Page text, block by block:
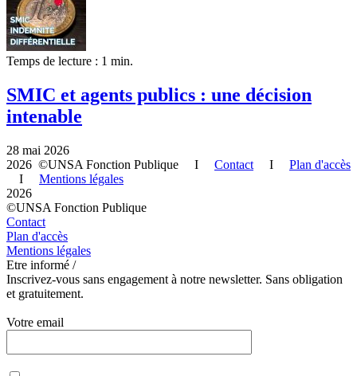
Temps de lecture : 1 min.
SMIC et agents publics : une décision
intenable
28 mai 2026
2026 ©UNSA Fonction Publique I Contact I Plan d'accès
I Mentions légales
2026
©UNSA Fonction Publique
Contact
Plan d'accès
Mentions légales
Etre informé /
Inscrivez-vous sans engagement à notre newsletter. Sans obligation
et gratuitement.
Votre email